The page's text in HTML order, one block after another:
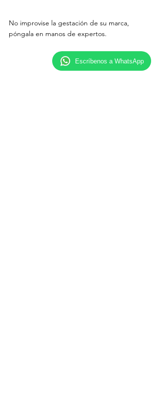
No improvise la gestación de su marca,
póngala en manos de expertos.
Escríbenos a WhatsApp